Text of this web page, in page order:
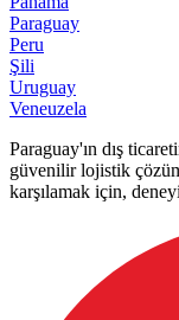
Paraguay
Peru
Şili
Uruguay
Veneuzela
Paraguay'ın dış
güvenilir lojistik
karşılamak için,